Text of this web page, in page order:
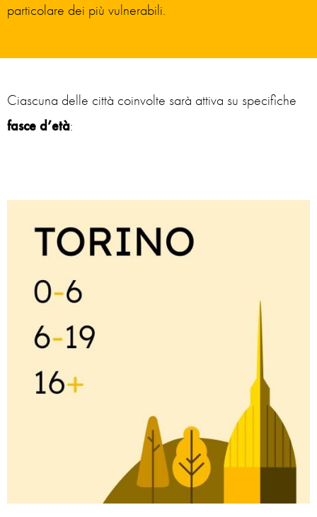
particolare dei più vulnerabili.
Ciascuna delle città coinvolte sarà attiva su specifiche
fasce d’età: